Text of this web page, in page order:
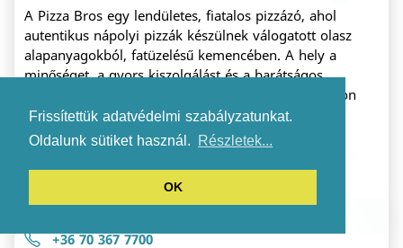
Frissítettük adatvédelmi szabályzatunkat.
Oldalunk sütiket használ.
Részletek...
OK
A Pizza Bros egy lendületes, fiatalos pizzázó, ahol
autentikus nápolyi pizzák készülnek válogatott olasz
alapanyagokból, fatüzelésű kemencében. A hely a
minőséget, a gyors kiszolgálást és a barátságos
hangulatot ötvözi, hogy igazi olasz élményt nyújtson
minden vendégnek.
Új
+36 70 367 7700
székesfehérvár Zrínyi utca 1.
Abszolút gyermekbarát kávézó, óriás jétéktérrel a
minik (0-5 évesek) számára. Kézműves pékáruk,
specialty kávé, termelői sajtok, egyedi kerámiák
mokka... több mint kávézó.